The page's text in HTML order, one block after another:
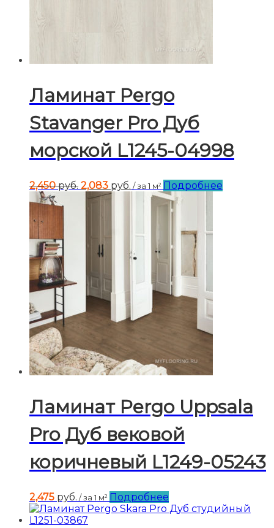
Ламинат Pergo
Stavanger Pro Дуб
морской L1245-04998
2,450руб. Первоначальная
цена
2,083 руб. Текущая
цена:
2,083 руб..
/ за 1 м² Подробнее
Ламинат Pergo Uppsala
Pro Дуб вековой
коричневый L1249-05243
2,475 руб. / за 1 м² Подробнее